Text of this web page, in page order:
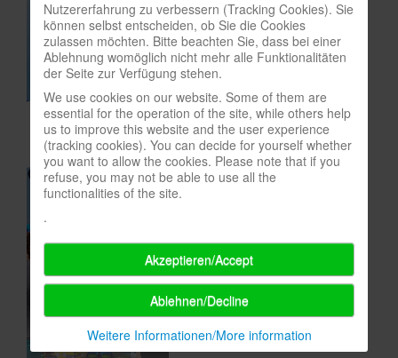
In eigener Sache-On our own behalf
Archivierte Meldungen-News archive
Nutzererfahrung zu verbessern (Tracking Cookies). Sie
können selbst entscheiden, ob Sie die Cookies
zulassen möchten. Bitte beachten Sie, dass bei einer
Ablehnung womöglich nicht mehr alle Funktionalitäten
der Seite zur Verfügung stehen.
We use cookies on our website. Some of them are
essential for the operation of the site, while others help
us to improve this website and the user experience
(tracking cookies). You can decide for yourself whether
you want to allow the cookies. Please note that if you
refuse, you may not be able to use all the
functionalities of the site.
.
Akzeptieren/Accept
Ablehnen/Decline
Weitere Informationen/More information